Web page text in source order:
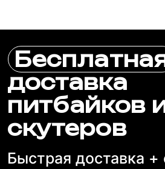
доставка
питбайков
скутеров
Быстрая доставка +